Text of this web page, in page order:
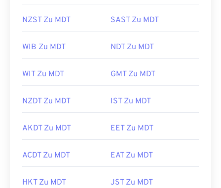
NZST Zu MDT SAST Zu MDT
WIB Zu MDT NDT Zu MDT
WIT Zu MDT GMT Zu MDT
NZDT Zu MDT IST Zu MDT
AKDT Zu MDT EET Zu MDT
ACDT Zu MDT EAT Zu MDT
HKT Zu MDT JST Zu MDT